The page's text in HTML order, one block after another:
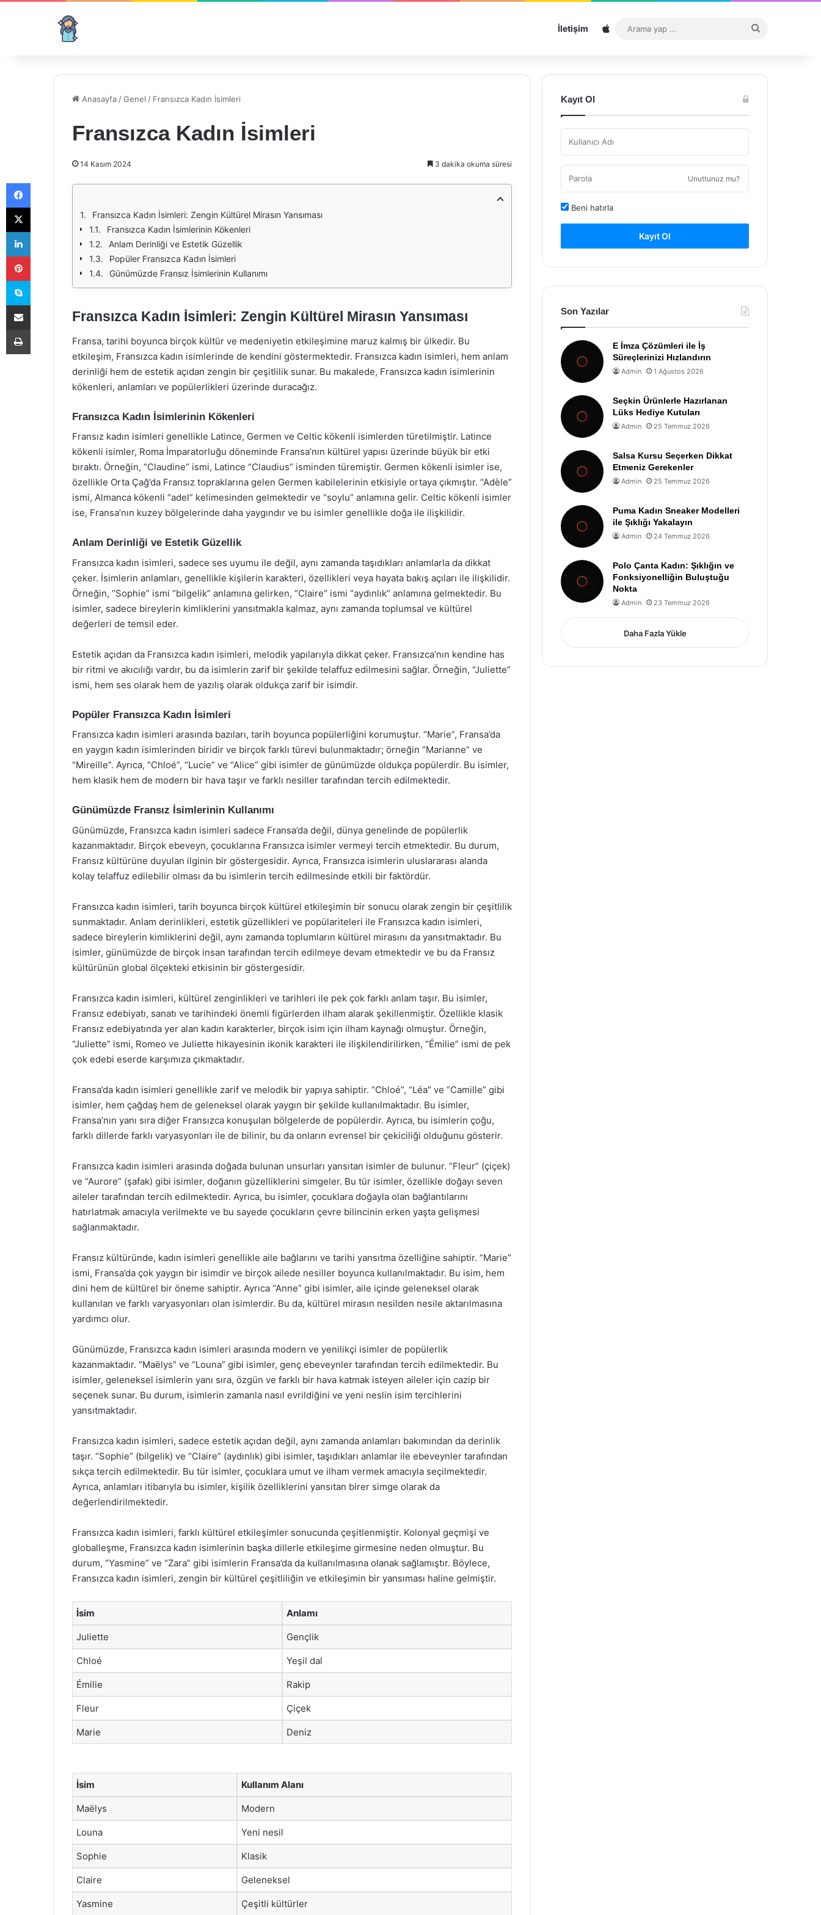
İletişim Sitemap
...
Anasayfa /Genel / Fransızca Kadın İsimleri
Fransızca Kadın İsimleri
14 Kasım 2024 3 dakika okuma süresi
Fransızca Kadın İsimleri: Zengin Kültürel Mirasın Yansıması
Fransızca Kadın İsimlerinin Kökenleri
Anlam Derinliği ve Estetik Güzellik
Popüler Fransızca Kadın İsimleri
Günümüzde Fransız İsimlerinin Kullanımı
Fransızca Kadın İsimleri: Zengin Kültürel Mirasın Yansıması
Fransa, tarihi boyunca birçok kültür ve medeniyetin etkileşimine maruz kalmış bir ülkedir. Bu
etkileşim, Fransızca kadın isimlerinde de kendini göstermektedir. Fransızca kadın isimleri, hem anlam
derinliği hem de estetik açıdan zengin bir çeşitlilik sunar. Bu makalede, Fransızca kadın isimlerinin
kökenleri, anlamları ve popülerlikleri üzerinde duracağız.
Fransızca Kadın İsimlerinin Kökenleri
Fransız kadın isimleri genellikle Latince, Germen ve Celtic kökenli isimlerden türetilmiştir. Latince
kökenli isimler, Roma İmparatorluğu döneminde Fransa’nın kültürel yapısı üzerinde büyük bir etki
bıraktı. Örneğin, “Claudine” ismi, Latince “Claudius” isminden türemiştir. Germen kökenli isimler ise,
özellikle Orta Çağ’da Fransız topraklarına gelen Germen kabilelerinin etkisiyle ortaya çıkmıştır. “Adèle”
ismi, Almanca kökenli “adel” kelimesinden gelmektedir ve “soylu” anlamına gelir. Celtic kökenli isimler
ise, Fransa’nın kuzey bölgelerinde daha yaygındır ve bu isimler genellikle doğa ile ilişkilidir.
Anlam Derinliği ve Estetik Güzellik
Fransızca kadın isimleri, sadece ses uyumu ile değil, aynı zamanda taşıdıkları anlamlarla da dikkat
çeker. İsimlerin anlamları, genellikle kişilerin karakteri, özellikleri veya hayata bakış açıları ile ilişkilidir.
Örneğin, “Sophie” ismi “bilgelik” anlamına gelirken, “Claire” ismi “aydınlık” anlamına gelmektedir. Bu
isimler, sadece bireylerin kimliklerini yansıtmakla kalmaz, aynı zamanda toplumsal ve kültürel
değerleri de temsil eder.
Estetik açıdan da Fransızca kadın isimleri, melodik yapılarıyla dikkat çeker. Fransızca’nın kendine has
bir ritmi ve akıcılığı vardır, bu da isimlerin zarif bir şekilde telaffuz edilmesini sağlar. Örneğin, “Juliette”
ismi, hem ses olarak hem de yazılış olarak oldukça zarif bir isimdir.
Popüler Fransızca Kadın İsimleri
Fransızca kadın isimleri arasında bazıları, tarih boyunca popülerliğini korumuştur. “Marie”, Fransa’da
en yaygın kadın isimlerinden biridir ve birçok farklı türevi bulunmaktadır; örneğin “Marianne” ve
“Mireille”. Ayrıca, “Chloé”, “Lucie” ve “Alice” gibi isimler de günümüzde oldukça popülerdir. Bu isimler,
hem klasik hem de modern bir hava taşır ve farklı nesiller tarafından tercih edilmektedir.
Günümüzde Fransız İsimlerinin Kullanımı
Günümüzde, Fransızca kadın isimleri sadece Fransa’da değil, dünya genelinde de popülerlik
kazanmaktadır. Birçok ebeveyn, çocuklarına Fransızca isimler vermeyi tercih etmektedir. Bu durum,
Fransız kültürüne duyulan ilginin bir göstergesidir. Ayrıca, Fransızca isimlerin uluslararası alanda
kolay telaffuz edilebilir olması da bu isimlerin tercih edilmesinde etkili bir faktördür.
Fransızca kadın isimleri, tarih boyunca birçok kültürel etkileşimin bir sonucu olarak zengin bir çeşitlilik
sunmaktadır. Anlam derinlikleri, estetik güzellikleri ve popülariteleri ile Fransızca kadın isimleri,
sadece bireylerin kimliklerini değil, aynı zamanda toplumların kültürel mirasını da yansıtmaktadır. Bu
isimler, günümüzde de birçok insan tarafından tercih edilmeye devam etmektedir ve bu da Fransız
kültürünün global ölçekteki etkisinin bir göstergesidir.
Fransızca kadın isimleri, kültürel zenginlikleri ve tarihleri ile pek çok farklı anlam taşır. Bu isimler,
Fransız edebiyatı, sanatı ve tarihindeki önemli figürlerden ilham alarak şekillenmiştir. Özellikle klasik
Fransız edebiyatında yer alan kadın karakterler, birçok isim için ilham kaynağı olmuştur. Örneğin,
“Juliette” ismi, Romeo ve Juliette hikayesinin ikonik karakteri ile ilişkilendirilirken, “Émilie” ismi de pek
çok edebi eserde karşımıza çıkmaktadır.
Fransa’da kadın isimleri genellikle zarif ve melodik bir yapıya sahiptir. “Chloé”, “Léa” ve “Camille” gibi
isimler, hem çağdaş hem de geleneksel olarak yaygın bir şekilde kullanılmaktadır. Bu isimler,
Fransa’nın yanı sıra diğer Fransızca konuşulan bölgelerde de popülerdir. Ayrıca, bu isimlerin çoğu,
farklı dillerde farklı varyasyonları ile de bilinir, bu da onların evrensel bir çekiciliği olduğunu gösterir.
Fransızca kadın isimleri arasında doğada bulunan unsurları yansıtan isimler de bulunur. “Fleur” (çiçek)
ve “Aurore” (şafak) gibi isimler, doğanın güzelliklerini simgeler. Bu tür isimler, özellikle doğayı seven
aileler tarafından tercih edilmektedir. Ayrıca, bu isimler, çocuklara doğayla olan bağlantılarını
hatırlatmak amacıyla verilmekte ve bu sayede çocukların çevre bilincinin erken yaşta gelişmesi
sağlanmaktadır.
Fransız kültüründe, kadın isimleri genellikle aile bağlarını ve tarihi yansıtma özelliğine sahiptir. “Marie”
ismi, Fransa’da çok yaygın bir isimdir ve birçok ailede nesiller boyunca kullanılmaktadır. Bu isim, hem
dini hem de kültürel bir öneme sahiptir. Ayrıca “Anne” gibi isimler, aile içinde geleneksel olarak
kullanılan ve farklı varyasyonları olan isimlerdir. Bu da, kültürel mirasın nesilden nesile aktarılmasına
yardımcı olur.
Günümüzde, Fransızca kadın isimleri arasında modern ve yenilikçi isimler de popülerlik
kazanmaktadır. “Maëlys” ve “Louna” gibi isimler, genç ebeveynler tarafından tercih edilmektedir. Bu
isimler, geleneksel isimlerin yanı sıra, özgün ve farklı bir hava katmak isteyen aileler için cazip bir
seçenek sunar. Bu durum, isimlerin zamanla nasıl evrildiğini ve yeni neslin isim tercihlerini
yansıtmaktadır.
Fransızca kadın isimleri, sadece estetik açıdan değil, aynı zamanda anlamları bakımından da derinlik
taşır. “Sophie” (bilgelik) ve “Claire” (aydınlık) gibi isimler, taşıdıkları anlamlar ile ebeveynler tarafından
sıkça tercih edilmektedir. Bu tür isimler, çocuklara umut ve ilham vermek amacıyla seçilmektedir.
Ayrıca, anlamları itibarıyla bu isimler, kişilik özelliklerini yansıtan birer simge olarak da
değerlendirilmektedir.
Fransızca kadın isimleri, farklı kültürel etkileşimler sonucunda çeşitlenmiştir. Kolonyal geçmişi ve
globalleşme, Fransızca kadın isimlerinin başka dillerle etkileşime girmesine neden olmuştur. Bu
durum, “Yasmine” ve “Zara” gibi isimlerin Fransa’da da kullanılmasına olanak sağlamıştır. Böylece,
Fransızca kadın isimleri, zengin bir kültürel çeşitliliğin ve etkileşimin bir yansıması haline gelmiştir.
İsim Anlamı
Juliette Gençlik
Chloé Yeşil dal
Émilie Rakip
Fleur Çiçek
Marie Deniz
İsim Kullanım Alanı
Maëlys Modern
Louna Yeni nesil
Sophie Klasik
Claire Geleneksel
Yasmine Çeşitli kültürler
Kayıt Ol
Unuttunuz mu?
Beni hatırla
Kayıt Ol
Son Yazılar
E İmza Çözümleri ile İş
Süreçlerinizi Hızlandırın
Admin 1 Ağustos 2026
Seçkin Ürünlerle Hazırlanan
Lüks Hediye Kutuları
Admin 25 Temmuz 2026
Salsa Kursu Seçerken Dikkat
Etmeniz Gerekenler
Admin 25 Temmuz 2026
Puma Kadın Sneaker Modelleri
ile Şıklığı Yakalayın
Admin 24 Temmuz 2026
Polo Çanta Kadın: Şıklığın ve
Fonksiyonelliğin Buluştuğu
Nokta
Admin 23 Temmuz 2026
Daha Fazla Yükle
Facebook
X
LinkedIn
Pinterest
Skype
E-Posta ile paylaş